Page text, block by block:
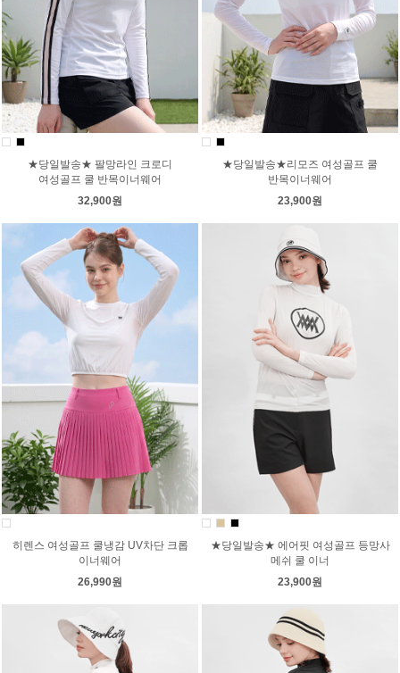
★당일발송★ 팔망라인 크로디
여성골프 쿨 반목이너웨어
32,900원
★당일발송★리모즈 여성골프 쿨
반목이너웨어
23,900원
히렌스 여성골프 쿨냉감 UV차단 크롭
이너웨어
26,990원
★당일발송★ 에어핏 여성골프 등망사
메쉬 쿨 이너
23,900원